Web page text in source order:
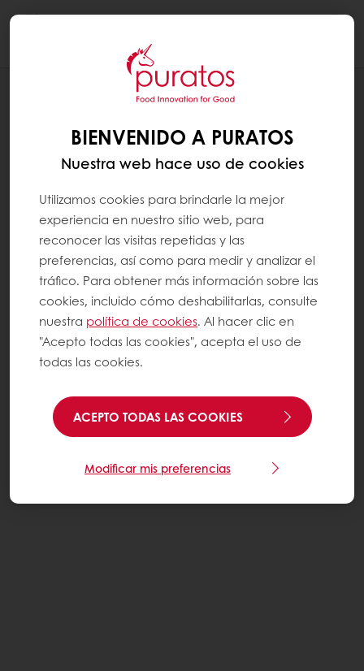
RECETAS
BIENVENIDO A PURATOS
Nuestra web hace uso de cookies
Utilizamos cookies para brindarle la mejor
experiencia en nuestro sitio web, para
reconocer las visitas repetidas y las
preferencias, así como para medir y analizar el
tráfico. Para obtener más información sobre las
cookies, incluido cómo deshabilitarlas, consulte
nuestra política de cookies. Al hacer clic en
"Acepto todas las cookies", acepta el uso de
todas las cookies.
ACEPTO TODAS LAS COOKIES
Modificar mis preferencias